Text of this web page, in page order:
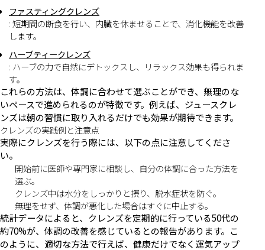
ファスティングクレンズ
: 短期間の断食を行い、内臓を休ませることで、消化機能を改善
します。
ハーブティークレンズ
: ハーブの力で自然にデトックスし、リラックス効果も得られま
す。
これらの方法は、体調に合わせて選ぶことができ、無理のな
いペースで進められるのが特徴です。例えば、ジュースクレ
ンズは朝の習慣に取り入れるだけでも効果が期待できます。
クレンズの実践例と注意点
実際にクレンズを行う際には、以下の点に注意してくださ
い。
開始前に医師や専門家に相談し、自分の体調に合った方法を
選ぶ。
クレンズ中は水分をしっかりと摂り、脱水症状を防ぐ。
無理をせず、体調が悪化した場合はすぐに中止する。
統計データによると、クレンズを定期的に行っている50代の
約70%が、体調の改善を感じているとの報告があります。こ
のように、適切な方法で行えば、健康だけでなく運気アップ